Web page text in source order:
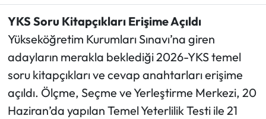
YKS Soru Kitapçıkları Erişime Açıldı
Yükseköğretim Kurumları Sınavı’na giren
adayların merakla beklediği 2026-YKS temel
soru kitapçıkları ve cevap anahtarları erişime
açıldı. Ölçme, Seçme ve Yerleştirme Merkezi, 20
Haziran’da yapılan Temel Yeterlilik Testi ile 21
BIK
ASTROLOJİ
Spor Yazıları
Mektup Galeri